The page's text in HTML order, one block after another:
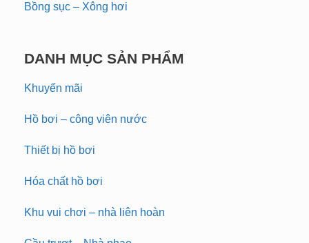
Bồng sục – Xông hơi
DANH MỤC SẢN PHẨM
Khuyến mãi
Hồ bơi – công viên nước
Thiết bị hồ bơi
Hóa chất hồ bơi
Khu vui chơi – nhà liên hoàn